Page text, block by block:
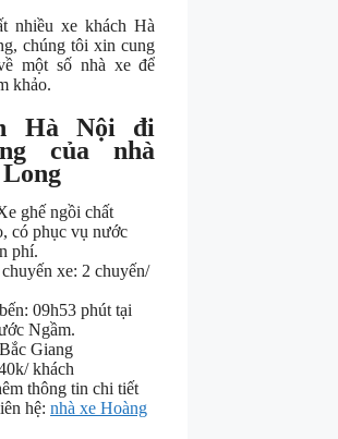
nhiều xe khách Hà
chúng tôi xin cung
một số nhà xe để
khảo.
Hà Nội đi
của nhà
ghế ngồi chất
có phục vụ nước
phí.
xe: 2 chuyến/
09h53 phút tại
Ngầm.
Giang
khách
thông tin chi tiết
hệ: nhà xe Hoàng